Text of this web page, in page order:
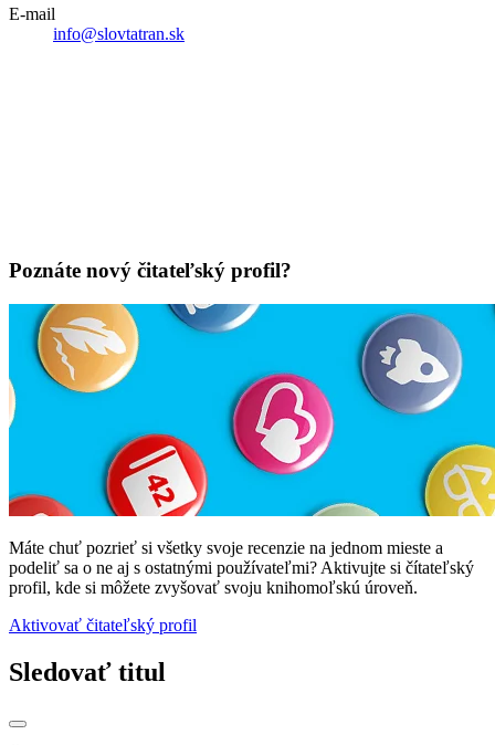
E-mail
info@slovtatran.sk
Poznáte nový čitateľský profil?
Máte chuť pozrieť si všetky svoje recenzie na jednom mieste a
podeliť sa o ne aj s ostatnými používateľmi? Aktivujte si čítateľský
profil, kde si môžete zvyšovať svoju knihomoľskú úroveň.
Aktivovať čitateľský profil
Sledovať titul